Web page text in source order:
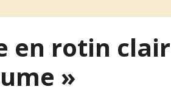
en rotin clair
»